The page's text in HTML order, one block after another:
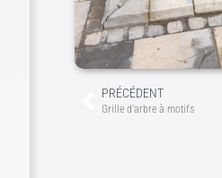
PRÉCÉDENT
Grille d’arbre à motifs